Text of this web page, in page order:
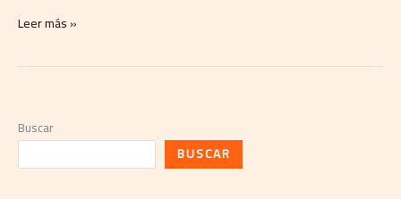
Leer más »
Buscar
BUSCAR